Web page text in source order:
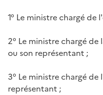
1° Le ministre chargé
2° Le ministre chargé
ou son représentant ;
3° Le ministre chargé
représentant ;